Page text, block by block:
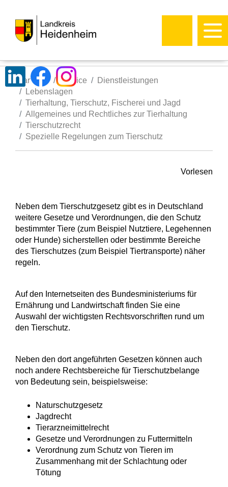
Startseite Service
Dienstleistungen
Lebenslagen
Tierhaltung, Tierschutz, Fischerei und Jagd
Allgemeines und Rechtliches zur Tierhaltung
Tierschutzrecht
Spezielle Regelungen zum Tierschutz
Vorlesen
Neben dem Tierschutzgesetz gibt es in Deutschland
weitere Gesetze und Verordnungen, die den Schutz
bestimmter Tiere (zum Beispiel Nutztiere, Legehennen
oder Hunde) sicherstellen oder bestimmte Bereiche
des Tierschutzes (zum Beispiel Tiertransporte) näher
regeln.
Auf den Internetseiten des Bundesministeriums für
Ernährung und Landwirtschaft finden Sie eine
Auswahl der wichtigsten Rechtsvorschriften rund um
den Tierschutz.
Neben den dort angeführten Gesetzen können auch
noch andere Rechtsbereiche für Tierschutzbelange
von Bedeutung sein, beispielsweise:
Naturschutzgesetz
Jagdrecht
Tierarzneimittelrecht
Gesetze und Verordnungen zu Futtermitteln
Verordnung zum Schutz von Tieren im
Zusammenhang mit der Schlachtung oder
Tötung